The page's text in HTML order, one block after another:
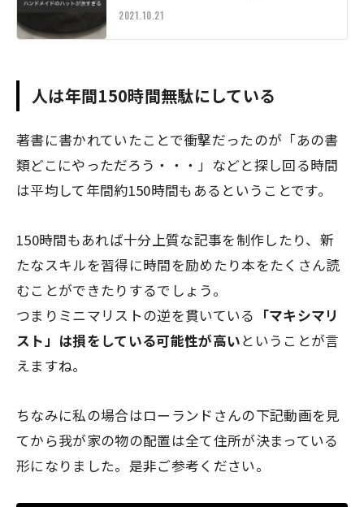
2021.10.21
人は年間150時間無駄にしている
著書に書かれていたことで衝撃だったのが 「あの書
類どこにやっただろう・・・」 などと探し回る時間
は平均して年間約150時間もあるということです。
150時間もあれば十分上質な記事を制作したり、新
たなスキルを習得に時間を励めたり本をたくさん読
むことができたりするでしょう。
つまりミニマリストの逆を貫いている 「マキシマリ
スト」は損をしている可能性が高いということが言
えますね。
ちなみに私の場合はローランドさんの下記動画を見
てから我が家の物の配置は全て住所が決まっている
形になりました。是非ご参考ください。